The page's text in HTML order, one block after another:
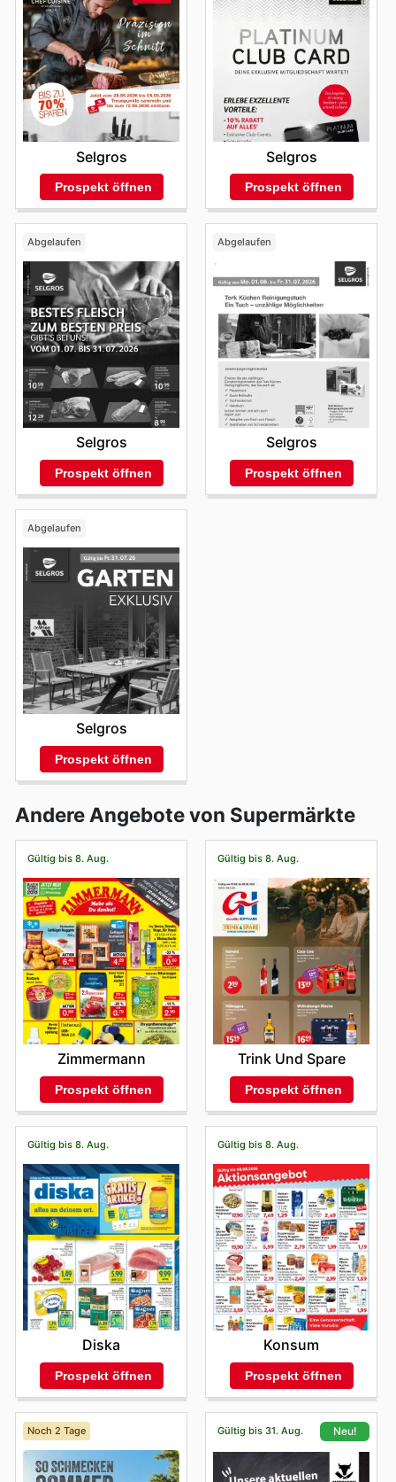
Selgros
Prospekt öffnen
Selgros
Prospekt öffnen
Abgelaufen
Selgros
Prospekt öffnen
Abgelaufen
Selgros
Prospekt öffnen
Abgelaufen
Selgros
Prospekt öffnen
Andere Angebote von Supermärkte
Gültig bis 8. Aug.
Zimmermann
Prospekt öffnen
Gültig bis 8. Aug.
Trink Und Spare
Prospekt öffnen
Gültig bis 8. Aug.
Diska
Prospekt öffnen
Gültig bis 8. Aug.
Konsum
Prospekt öffnen
Noch 2 Tage Gültig bis 31. Aug. Neu!